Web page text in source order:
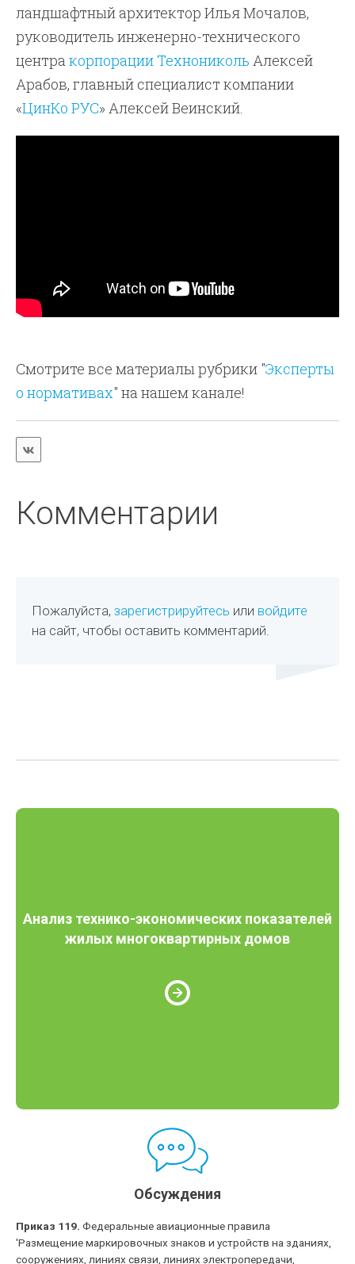
ландшафтный архитектор Илья Мочалов,
руководитель инженерно-технического
центракорпорации Технониколь Алексей
Арабов, главный специалист компании
«ЦинКо РУС» Алексей Веинский.
Смотрите все материалы рубрики "Эксперты
о нормативах" на нашем канале!
Комментарии
Пожалуйста,зарегистрируйтесь или войдите
на сайт, чтобы оставить комментарий.
Анализ технико-экономических показателей
жилых многоквартирных домов
Обсуждения
Приказ 119. Федеральные авиационные правила
'Размещение маркировочных знаков и устройств на зданиях,
сооружениях, линиях связи, линиях электропередачи,